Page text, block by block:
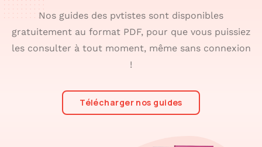
Nos guides des pvtistes sont disponibles
gratuitement au format PDF, pour que vous puissiez
les consulter à tout moment, même sans connexion
!
Télécharger nos guides